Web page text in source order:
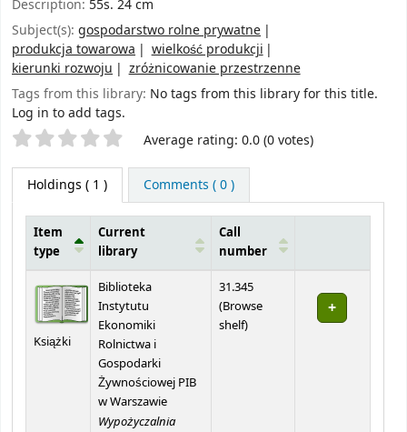
Description: 55s. 24 cm
Subject(s): gospodarstwo rolne prywatne
produkcja towarowa
wielkość produkcji
kierunki rozwoju
zróżnicowanie przestrzenne
Tags from this library: No tags from this library for this title.
Log in to add tags.
Star ratings Average rating: 0.0 (0 votes)
Holdings ( 1 ) Comments ( 0 )
Item
type
Current
library
Call
number
Książki
Biblioteka
Instytutu
Ekonomiki
Rolnictwa i
Gospodarki
Żywnościowej PIB
w Warszawie
Wypożyczalnia
31.345
(Browse
shelf(Opens below)
)